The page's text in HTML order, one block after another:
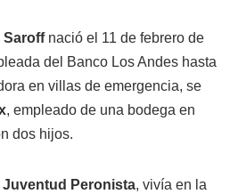
Saroff nació el 11 de febrero de
del Banco Los Andes hasta
en villas de emergencia, se
, empleado de una bodega en
dos hijos.
Juventud Peronista, vivía en la